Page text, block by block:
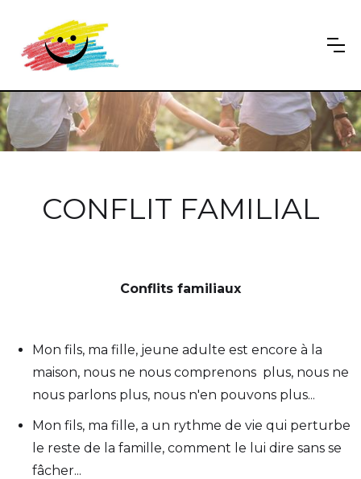
CONFLIT FAMILIAL
Conflits familiaux
Mon fils, ma fille, jeune adulte est encore à la
maison, nous ne nous comprenons plus, nous ne
nous parlons plus, nous n'en pouvons plus...
Mon fils, ma fille, a un rythme de vie qui perturbe
le reste de la famille, comment le lui dire sans se
fâcher...